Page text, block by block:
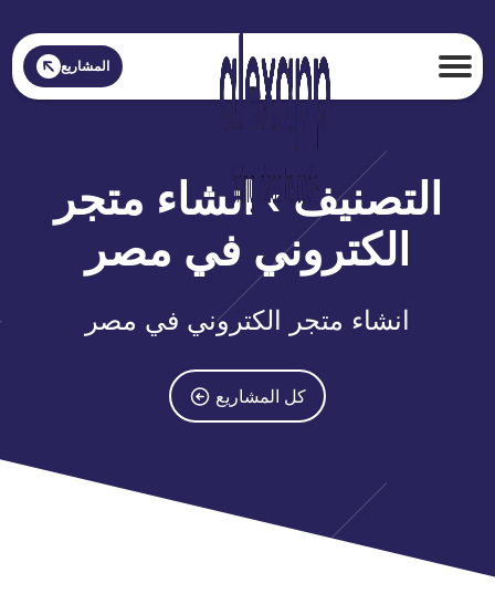
المشاريع
التصنيف › انشاء متجر
الكتروني في مصر
انشاء متجر الكتروني في مصر
كل المشاريع